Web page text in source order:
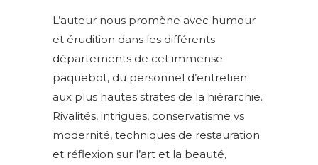
L’auteur nous promène avec humour
et érudition dans les différents
départements de cet immense
paquebot, du personnel d’entretien
aux plus hautes strates de la hiérarchie.
Rivalités, intrigues, conservatisme vs
modernité, techniques de restauration
et réflexion sur l’art et la beauté,